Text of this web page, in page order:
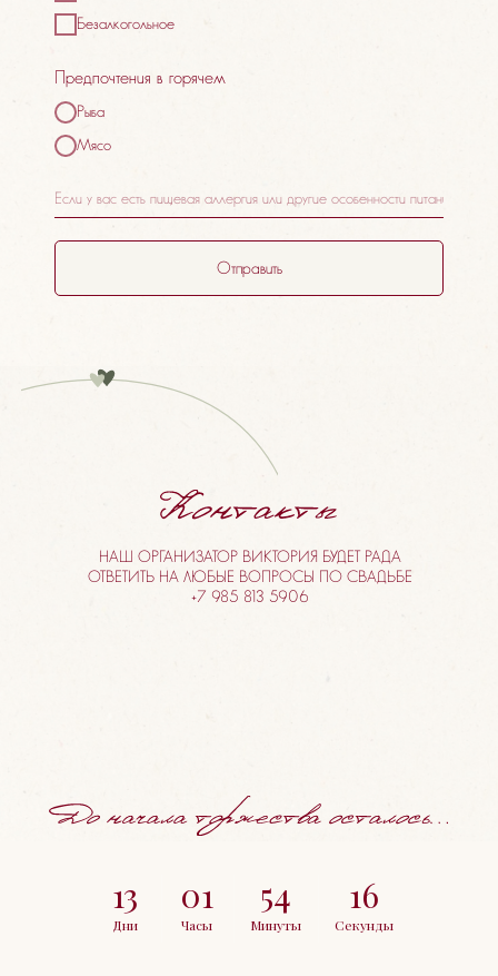
Безалкогольное
Предпочтения в горячем
Рыба
Мясо
Отправить
НАШ ОРГАНИЗАТОР ВИКТОРИЯ БУДЕТ РАДА
ОТВЕТИТЬ НА ЛЮБЫЕ ВОПРОСЫ ПО СВАДЬБЕ
+7 985 813 5906
13
Дни
01
Часы
54
Минуты
15
Секунды